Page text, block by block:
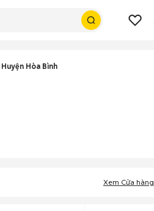
Hòa Bình
Xem Cửa hàng